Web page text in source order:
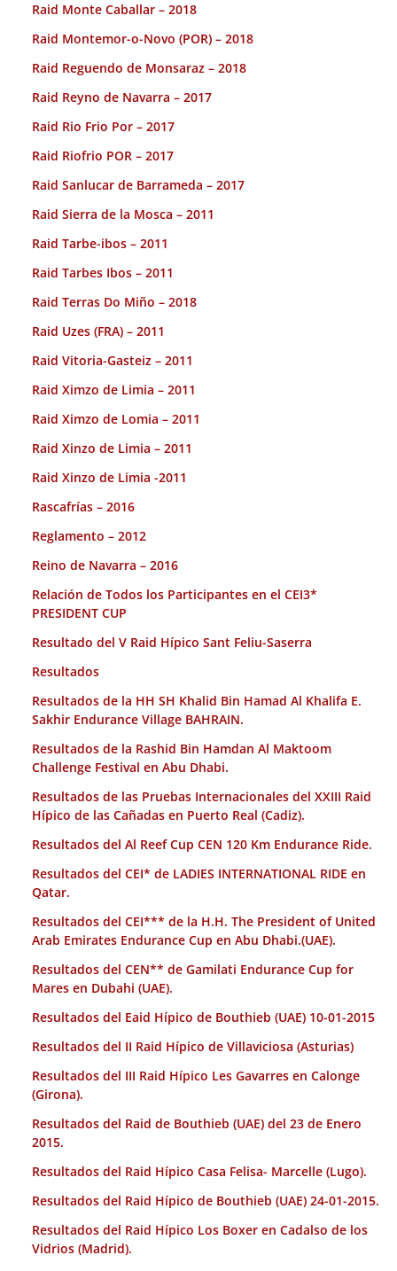
Raid Monte Caballar – 2018
Raid Montemor-o-Novo (POR) – 2018
Raid Reguendo de Monsaraz – 2018
Raid Reyno de Navarra – 2017
Raid Rio Frio Por – 2017
Raid Riofrio POR – 2017
Raid Sanlucar de Barrameda – 2017
Raid Sierra de la Mosca – 2011
Raid Tarbe-ibos – 2011
Raid Tarbes Ibos – 2011
Raid Terras Do Miño – 2018
Raid Uzes (FRA) – 2011
Raid Vitoria-Gasteiz – 2011
Raid Ximzo de Limia – 2011
Raid Ximzo de Lomia – 2011
Raid Xinzo de Limia – 2011
Raid Xinzo de Limia -2011
Rascafrías – 2016
Reglamento – 2012
Reino de Navarra – 2016
Relación de Todos los Participantes en el CEI3*
PRESIDENT CUP
Resultado del V Raid Hípico Sant Feliu-Saserra
Resultados
Resultados de la HH SH Khalid Bin Hamad Al Khalifa E.
Sakhir Endurance Village BAHRAIN.
Resultados de la Rashid Bin Hamdan Al Maktoom
Challenge Festival en Abu Dhabi.
Resultados de las Pruebas Internacionales del XXIII Raid
Hípico de las Cañadas en Puerto Real (Cadiz).
Resultados del Al Reef Cup CEN 120 Km Endurance Ride.
Resultados del CEI* de LADIES INTERNATIONAL RIDE en
Qatar.
Resultados del CEI*** de la H.H. The President of United
Arab Emirates Endurance Cup en Abu Dhabi.(UAE).
Resultados del CEN** de Gamilati Endurance Cup for
Mares en Dubahi (UAE).
Resultados del Eaid Hípico de Bouthieb (UAE) 10-01-2015
Resultados del II Raid Hípico de Villaviciosa (Asturias)
Resultados del III Raid Hípico Les Gavarres en Calonge
(Girona).
Resultados del Raid de Bouthieb (UAE) del 23 de Enero
2015.
Resultados del Raid Hípico Casa Felisa- Marcelle (Lugo).
Resultados del Raid Hípico de Bouthieb (UAE) 24-01-2015.
Resultados del Raid Hípico Los Boxer en Cadalso de los
Vidrios (Madrid).